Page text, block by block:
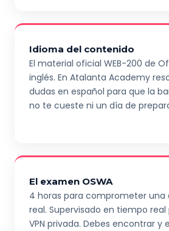
Idioma del contenido
El material oficial WEB-200 de
inglés. En Atalanta Academy
dudas en español para que la
no te cueste ni un día de
El examen OSWA
4 horas para comprometer una
real. Supervisado en tiempo
VPN privada. Debes encontrar y